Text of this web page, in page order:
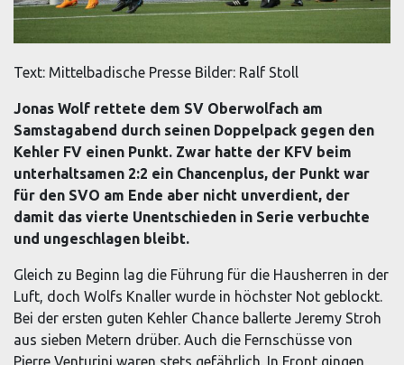
Text: Mittelbadische Presse Bilder: Ralf Stoll
Jonas Wolf rettete dem SV Oberwolfach am
Samstagabend durch seinen Doppelpack gegen den
Kehler FV einen Punkt. Zwar hatte der KFV beim
unterhaltsamen 2:2 ein Chancenplus, der Punkt war
für den SVO am Ende aber nicht unverdient, der
damit das vierte Unentschieden in Serie verbuchte
und ungeschlagen bleibt.
Gleich zu Beginn lag die Führung für die Hausherren in der
Luft, doch Wolfs Knaller wurde in höchster Not geblockt.
Bei der ersten guten Kehler Chance ballerte Jeremy Stroh
aus sieben Metern drüber. Auch die Fernschüsse von
Pierre Venturini waren stets gefährlich. In Front gingen